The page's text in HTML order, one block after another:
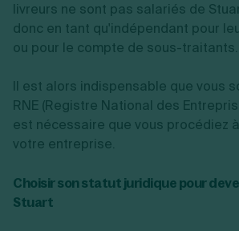
livreurs ne sont pas salariés de
donc en tant qu'indépendant pour
ou pour le compte de sous-traitants.
Il est alors indispensable que vous
RNE (Registre National des
est nécessaire que vous procédiez
votre entreprise.
Choisir son statut juridique pour
Stuart